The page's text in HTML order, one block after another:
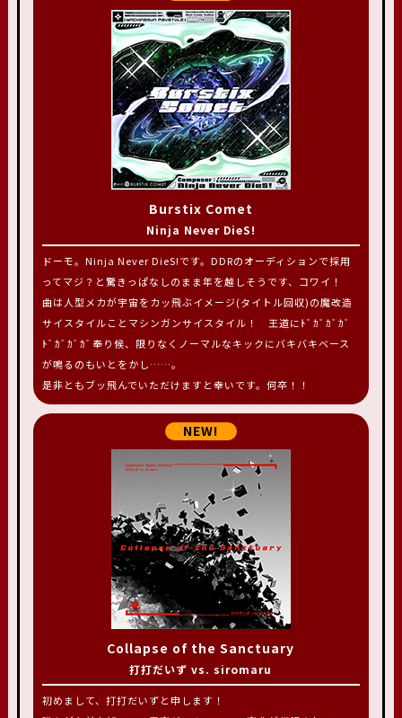
Burstix Comet
Ninja Never DieS!
ドーモ。Ninja Never DieS!です。DDRのオーディションで採用
ってマジ？と驚きっぱなしのまま年を越しそうです、コワイ！
曲は人型メカが宇宙をカッ飛ぶイメージ(タイトル回収)の魔改造
サイスタイルことマシンガンサイスタイル！ 王道にﾄﾞｶﾞｶﾞｶﾞ
ﾄﾞｶﾞｶﾞｶﾞ奉り候、限りなくノーマルなキックにバキバキベース
が鳴るのもいとをかし……。
是非ともブッ飛んでいただけますと幸いです。何卒！！
Collapse of the Sanctuary
打打だいず vs. siromaru
初めまして、打打だいずと申します！